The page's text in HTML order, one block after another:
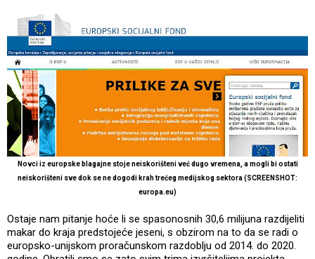
Novci iz europske blagajne stoje neiskorišteni već dugo vremena, a mogli bi ostati
neiskorišteni sve dok se ne dogodi krah trećeg medijskog sektora (SCREENSHOT:
europa.eu)
Ostaje nam pitanje hoće li se spasonosnih 30,6 milijuna razdijeliti
makar do kraja predstojeće jeseni, s obzirom na to da se radi o
europsko-unijskom proračunskom razdoblju od 2014. do 2020.